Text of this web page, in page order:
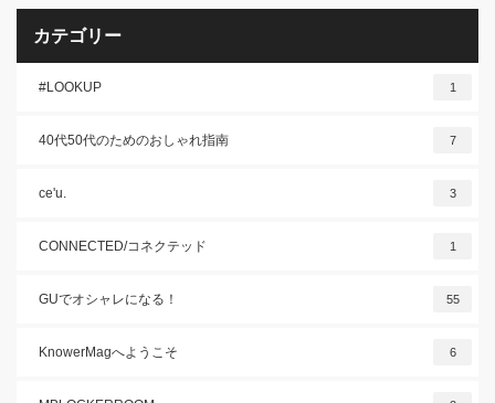
カテゴリー
#LOOKUP 1
40代50代のためのおしゃれ指南 7
ce'u. 3
CONNECTED/コネクテッド 1
GUでオシャレになる！ 55
KnowerMagへようこそ 6